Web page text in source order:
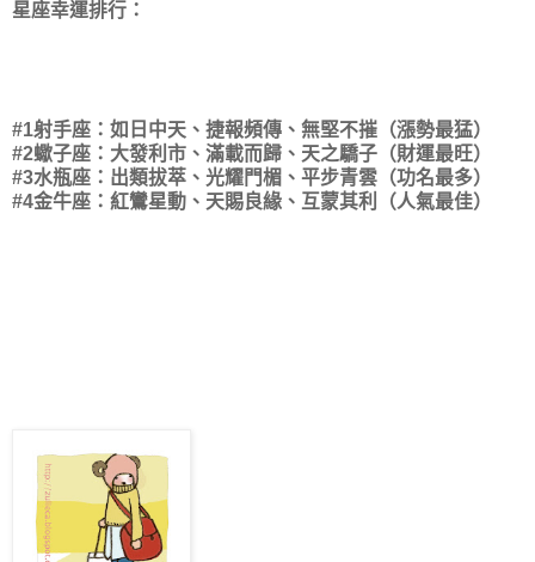
星座幸運排行：
#1射手座：如日中天、捷報頻傳、無堅不摧（漲勢最猛）
#2蠍子座：大發利市、滿載而歸、天之驕子（財運最旺）
#3水瓶座：出類拔萃、光耀門楣、平步青雲（功名最多）
#4金牛座：紅鸞星動、天賜良緣、互蒙其利（人氣最佳）